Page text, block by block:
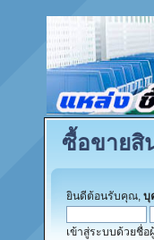
ซื้อขายสิ
ยินดีต้อนรับคุณ, บุ
เข้าสู่ระบบด้วยชื่อ